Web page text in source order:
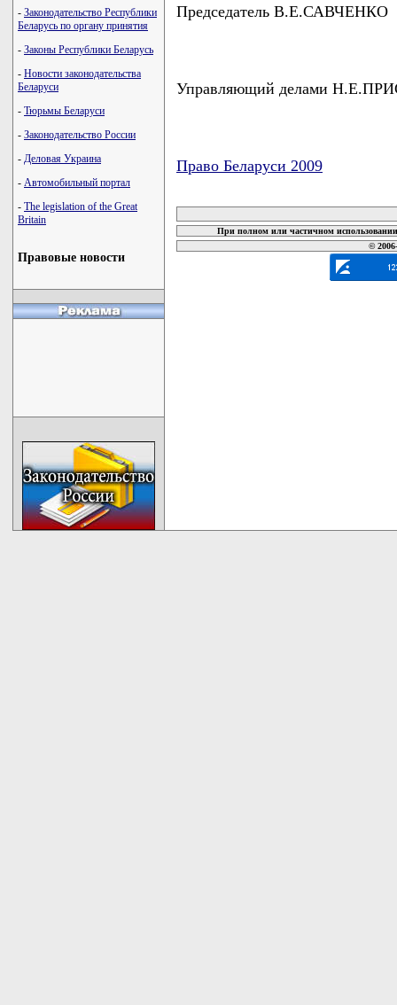
- Законодательство Республики
Беларусь по органу принятия
- Законы Республики Беларусь
- Новости законодательства
Беларуси
- Тюрьмы Беларуси
- Законодательство России
- Деловая Украина
- Автомобильный портал
- The legislation of the Great
Britain
Правовые новости
Председатель В.Е.САВЧЕНКО
Управляющий делами
Право Беларуси 2009
При полном или частичном
©